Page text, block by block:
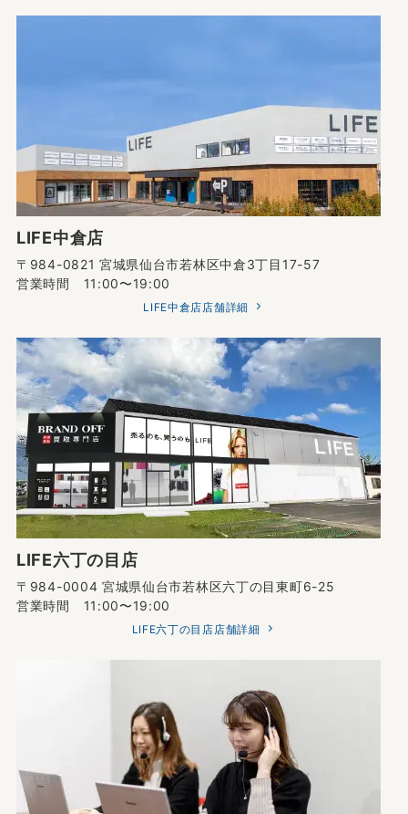
LIFE中倉店
〒984-0821 宮城県仙台市若林区中倉3丁目17-57
営業時間 11:00〜19:00
LIFE中倉店店舗詳細
LIFE六丁の目店
〒984-0004 宮城県仙台市若林区六丁の目東町6-25
営業時間 11:00〜19:00
LIFE六丁の目店店舗詳細